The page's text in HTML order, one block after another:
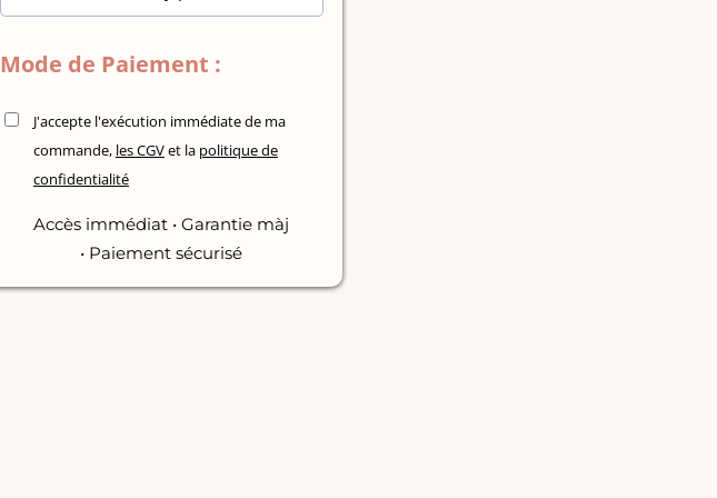
Mode de Paiement :
J'accepte l'exécution immédiate de ma
commande, les CGVet la politique de
confidentialité
Accès immédiat • Garantie màj
• Paiement sécurisé